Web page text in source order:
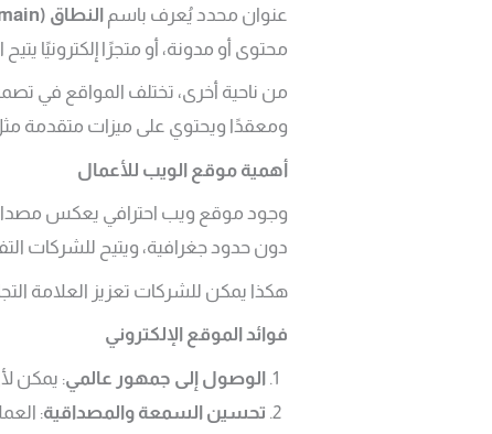
عنوان محدد يُعرف باسمالنطاق (Domain)
محتوى أو مدونة، أو متجرًا إلكترونيًا يتيح
من ناحية أخرى، تختلف المواقع في
ومعقدًا ويحتوي على ميزات متقدمة مثل
أهمية موقع الويب للأعمال
وجود موقع ويب احترافي يعكس
دون حدود جغرافية، ويتيح للشركات
هكذا يمكن للشركات تعزيز العلامة
فوائد الموقع الإلكتروني
الوصول إلى جمهور عالمي: يمكن
تحسين السمعة والمصداقية: